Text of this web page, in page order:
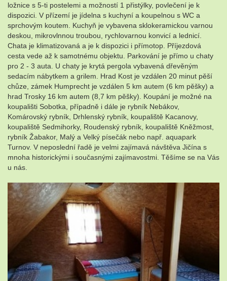
ložnice s 5-ti postelemi a možností 1 přistýlky, povlečení je k
dispozici. V přízemí je jídelna s kuchyní a koupelnou s WC a
sprchovým koutem. Kuchyň je vybavena sklokeramickou varnou
deskou, mikrovlnnou troubou, rychlovarnou konvicí a lednicí.
Chata je klimatizovaná a je k dispozici i přímotop. Příjezdová
cesta vede až k samotnému objektu. Parkování je přímo u chaty
pro 2 - 3 auta. U chaty je krytá pergola vybavená dřevěným
sedacím nábytkem a grilem. Hrad Kost je vzdálen 20 minut pěší
chůze, zámek Humprecht je vzdálen 5 km autem (6 km pěšky) a
hrad Trosky 16 km autem (8,7 km pěšky). Koupání je možné na
koupališti Sobotka, případně i dále je rybník Nebákov,
Komárovský rybník, Drhlenský rybník, koupaliště Kacanovy,
koupaliště Sedmihorky, Roudenský rybník, koupaliště Kněžmost,
rybník Žabakor, Malý a Velký písečák nebo např. aquapark
Turnov. V neposlední řadě je velmi zajímavá návštěva Jičína s
mnoha historickými i současnými zajímavostmi. Těšíme se na Vás
u nás.